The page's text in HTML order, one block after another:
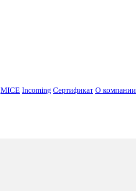
MICE Incoming Сертификат О компании